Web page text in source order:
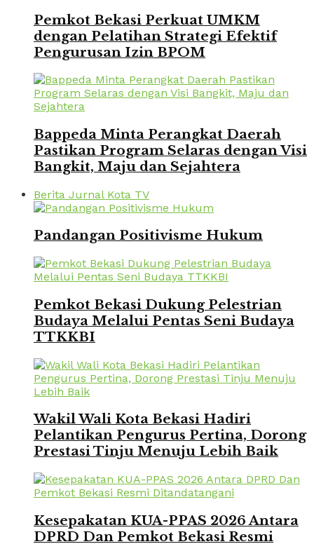
Pemkot Bekasi Perkuat UMKM
dengan Pelatihan Strategi Efektif
Pengurusan Izin BPOM
Bappeda Minta Perangkat Daerah
Pastikan Program Selaras dengan Visi
Bangkit, Maju dan Sejahtera
Berita Jurnal Kota TV
Pandangan Positivisme Hukum
Pemkot Bekasi Dukung Pelestrian
Budaya Melalui Pentas Seni Budaya
TTKKBI
Wakil Wali Kota Bekasi Hadiri
Pelantikan Pengurus Pertina, Dorong
Prestasi Tinju Menuju Lebih Baik
Kesepakatan KUA-PPAS 2026 Antara
DPRD Dan Pemkot Bekasi Resmi